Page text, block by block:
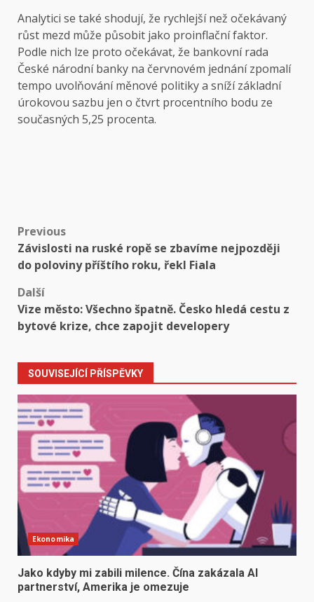
Analytici se také shodují, že rychlejší než očekávaný
růst mezd může působit jako proinflační faktor.
Podle nich lze proto očekávat, že bankovní rada
České národní banky na červnovém jednání zpomalí
tempo uvolňování měnové politiky a sníží základní
úrokovou sazbu jen o čtvrt procentního bodu ze
současných 5,25 procenta.
Post
navigation
Previous
Závislosti na ruské ropě se zbavíme nejpozději
do poloviny příštího roku, řekl Fiala
Další
Vize město: Všechno špatně. Česko hledá cestu z
bytové krize, chce zapojit developery
SOUVISEJÍCÍ PŘÍSPĚVKY
Ekonomika
Jako kdyby mi zabili milence. Čína zakázala AI
partnerství, Amerika je omezuje